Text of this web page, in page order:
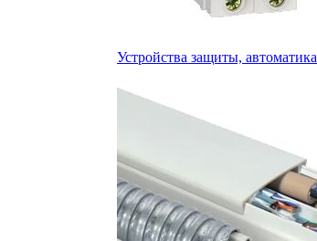
Устройства защиты, автоматика